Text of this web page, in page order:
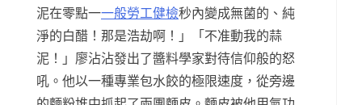
泥在零點一一般勞工健檢秒內變成無菌的、純
淨的白醋！那是浩劫啊！」「不准動我的蒜
泥！」廖沾沾發出了醬料學家對待信仰般的怒
吼。他以一種專業包水餃的極限速度，從旁邊